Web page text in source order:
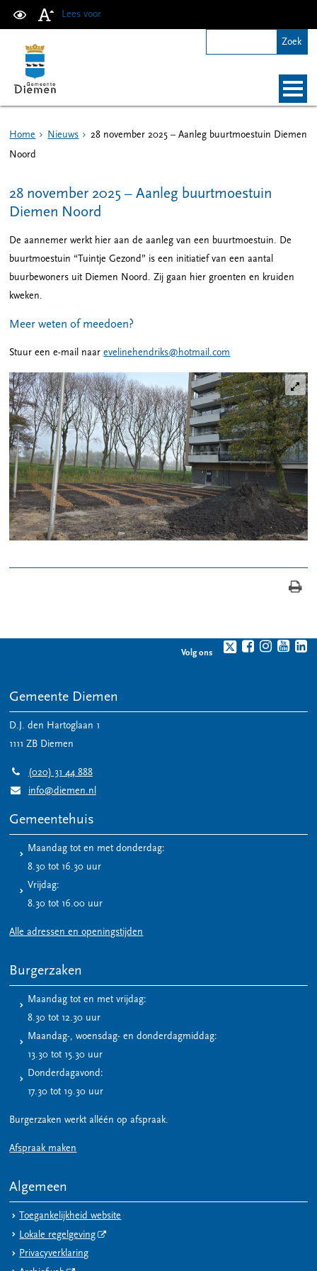
Lees voor
Home Nieuws
28 november 2025 – Aanleg buurtmoestuin Diemen
Noord
28 november 2025 – Aanleg buurtmoestuin
Diemen Noord
De aannemer werkt hier aan de aanleg van een buurtmoestuin. De
buurtmoestuin “Tuintje Gezond” is een initiatief van een aantal
buurbewoners uit Diemen Noord. Zij gaan hier groenten en kruiden
kweken.
Meer weten of meedoen?
Stuur een e-mail naarevelinehendriks@hotmail.com
Volg ons
Gemeente Diemen
D.J. den Hartoglaan 1
1111 ZB Diemen
(020) 31 44 888
info@diemen.nl
Gemeentehuis
Maandag tot en met donderdag:
8.30 tot 16.30 uur
Vrijdag:
8.30 tot 16.00 uur
Alle adressen en openingstijden
Burgerzaken
Maandag tot en met vrijdag:
8.30 tot 12.30 uur
Maandag-, woensdag- en donderdagmiddag:
13.30 tot 15.30 uur
Donderdagavond:
17.30 tot 19.30 uur
Burgerzaken werkt alléén op afspraak.
Afspraak maken
Algemeen
Toegankelijkheid website
Lokale regelgeving
Privacyverklaring